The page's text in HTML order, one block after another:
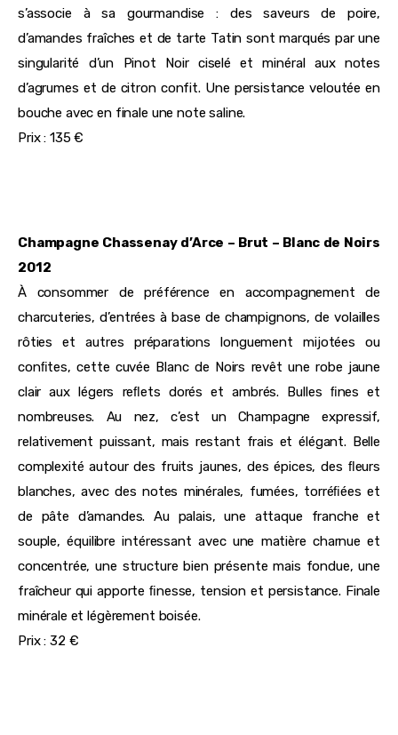
s’associe à sa gourmandise : des saveurs de poire,
d’amandes fraîches et de tarte Tatin sont marqués par une
singularité d’un Pinot Noir ciselé et minéral aux notes
d’agrumes et de citron confit. Une persistance veloutée en
bouche avec en finale une note saline.
Prix : 135 €
Champagne Chassenay d’Arce – Brut – Blanc de Noirs
2012
À consommer de préférence en accompagnement de
charcuteries, d’entrées à base de champignons, de volailles
rôties et autres préparations longuement mijotées ou
conﬁtes, cette cuvée Blanc de Noirs revêt une robe jaune
clair aux légers reﬂets dorés et ambrés. Bulles ﬁnes et
nombreuses. Au nez, c’est un Champagne expressif,
relativement puissant, mais restant frais et élégant. Belle
complexité autour des fruits jaunes, des épices, des ﬂeurs
blanches, avec des notes minérales, fumées, torréﬁées et
de pâte d’amandes. Au palais, une attaque franche et
souple, équilibre intéressant avec une matière charnue et
concentrée, une structure bien présente mais fondue, une
fraîcheur qui apporte ﬁnesse, tension et persistance. Finale
minérale et légèrement boisée.
Prix : 32 €